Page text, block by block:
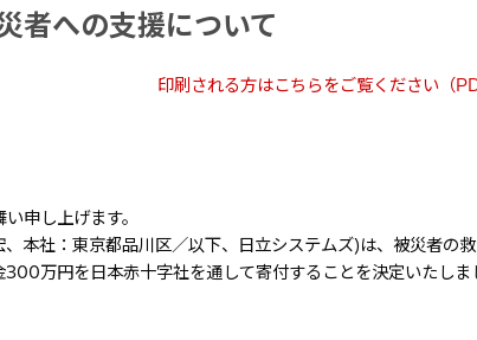
者への支援について
印刷される方はこちらをご覧ください（
申し上げます。
本社：東京都品川区／以下、日立システムズ)は、被災者の
万円を日本赤十字社を通して寄付することを決定いたしま